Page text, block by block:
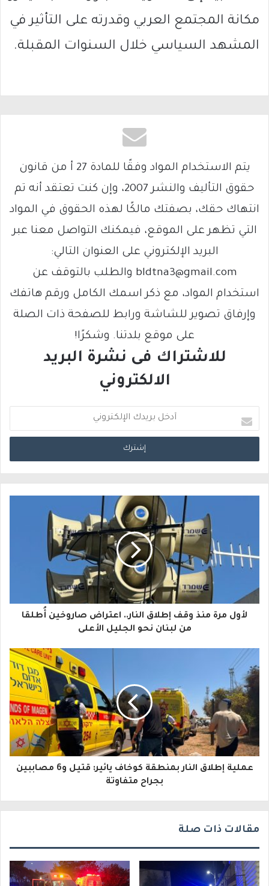
مكانة المجتمع العربي وقدرته على التأثير في
المشهد السياسي خلال السنوات المقبلة.
يتم الاستخدام المواد وفقًا للمادة 27 أ من قانون
حقوق التأليف والنشر 2007، وإن كنت تعتقد أنه تم
انتهاك حقك، بصفتك مالكًا لهذه الحقوق في المواد
التي تظهر على الموقع، فيمكنك التواصل معنا عبر
البريد الإلكتروني على العنوان التالي:
bldtna3@gmail.com والطلب بالتوقف عن
استخدام المواد، مع ذكر اسمك الكامل ورقم هاتفك
وإرفاق تصوير للشاشة ورابط للصفحة ذات الصلة
على موقع بلدتنا. وشكرًا!
للاشتراك فى نشرة البريد
الالكتروني
د
خ
د
ك
ا
إ
ل
ك
و
لأول مرة منذ وقف إطلاق النار.. اعتراض صاروخين أُطلقا
من لبنان نحو الجليل الأعلى
عملية إطلاق النار بمنطقة كوخاف يائير: قتيل و6 مصاببين
بجراح متفاوتة
مقالات ذات صلة